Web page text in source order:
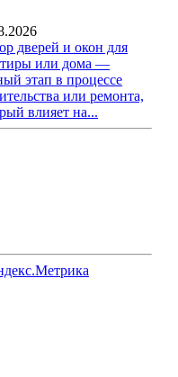
дверей и окон для
или дома —
этап в процессе
или ремонта,
влияет на...